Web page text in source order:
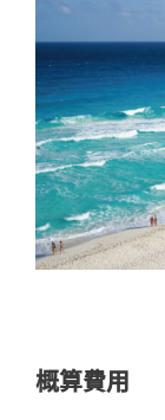
概算費用